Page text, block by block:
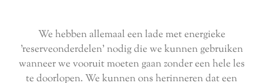
We hebben allemaal een lade met energieke
'reserveonderdelen' nodig die we kunnen gebruiken
wanneer we vooruit moeten gaan zonder een hele les
te doorlopen. We kunnen ons herinneren dat een